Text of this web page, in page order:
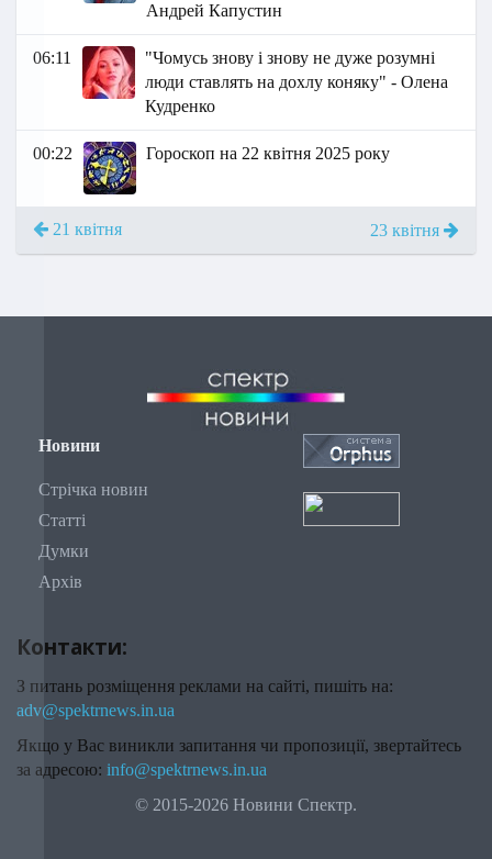
Андрей Капустин
06:11
"Чомусь знову і знову не дуже розумні
люди ставлять на дохлу коняку" - Олена
Кудренко
00:22 Гороскоп на 22 квітня 2025 року
21 квітня 23 квітня
Новини
Стрічка новин
Статті
Думки
Архів
Контакти:
З питань розміщення реклами на сайті, пишіть на:
adv@spektrnews.in.ua
Якщо у Вас виникли запитання чи пропозиції, звертайтесь
за адресою: info@spektrnews.in.ua
© 2015-2026 Новини Спектр.